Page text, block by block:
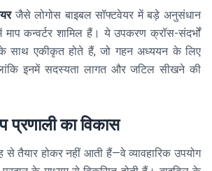
जैसे लोगोस बाइबल सॉफ्टवेयर में बड़े अनुसंधान
कन्वर्टर शामिल हैं। ये उपकरण क्रॉस-संदर्भों
के साथ एकीकृत होते हैं, जो गहन अध्ययन के लिए
इनमें सदस्यता लागत और जटिल सीखने की
प्रणाली का विकास
से तैयार होकर नहीं आती हैं—वे व्यावहारिक उपयोग